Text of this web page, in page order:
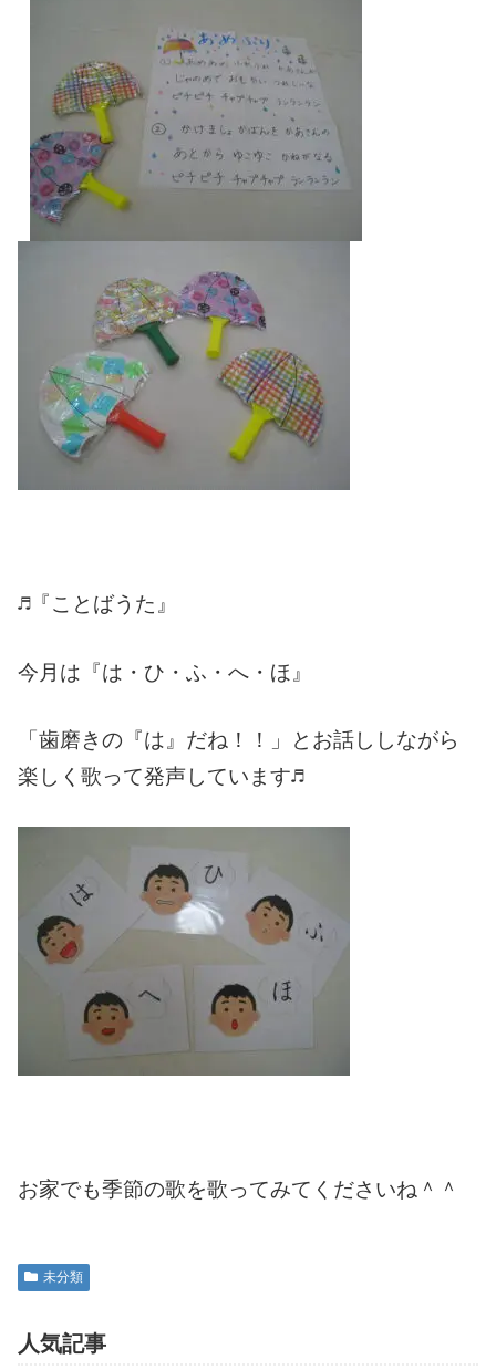
♬『ことばうた』
今月は『は・ひ・ふ・へ・ほ』
「歯磨きの『は』だね！！」とお話ししながら
楽しく歌って発声しています♬
お家でも季節の歌を歌ってみてくださいね＾＾
未分類
人気記事